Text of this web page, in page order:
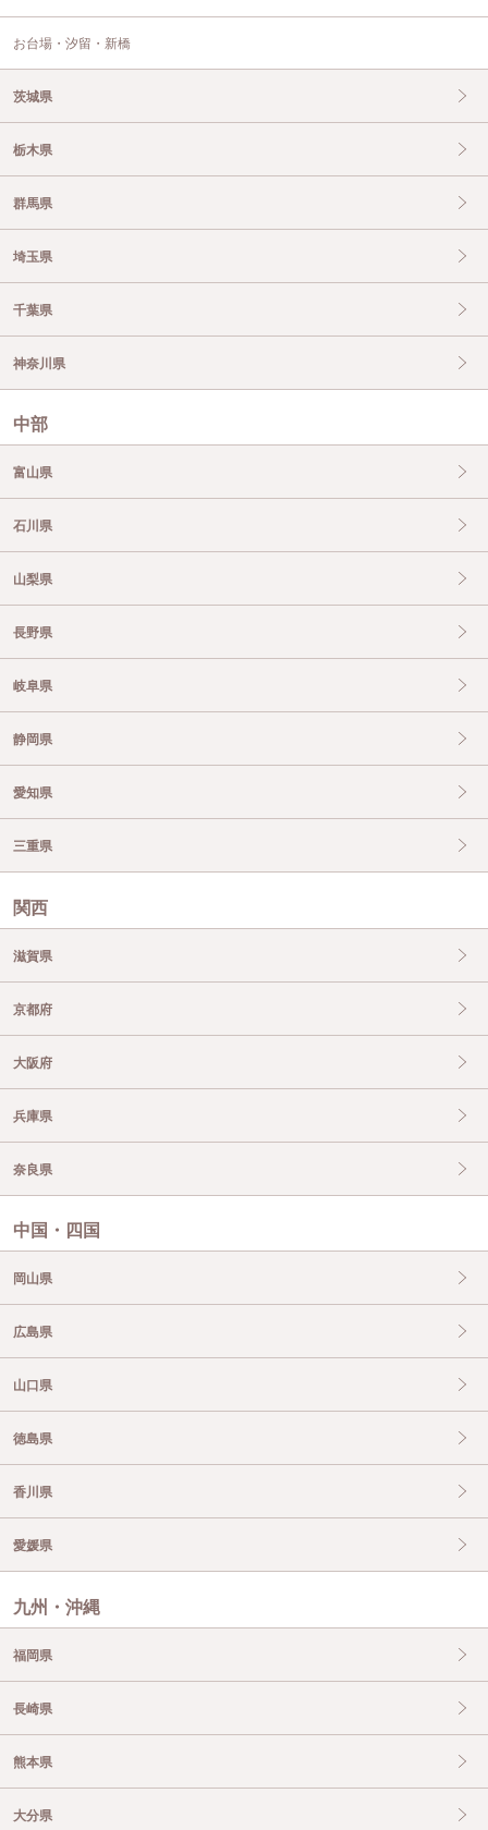
お台場・汐留・新橋
茨城県
栃木県
群馬県
埼玉県
千葉県
神奈川県
中部
富山県
石川県
山梨県
長野県
岐阜県
静岡県
愛知県
三重県
関西
滋賀県
京都府
大阪府
兵庫県
奈良県
中国・四国
岡山県
広島県
山口県
徳島県
香川県
愛媛県
九州・沖縄
福岡県
長崎県
熊本県
大分県